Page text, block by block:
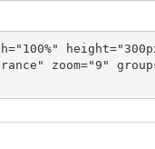
zoom="9"